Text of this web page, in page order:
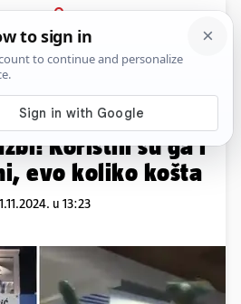
PRIJAVA
Sport Komentari
završio je
Koristili su ga i
evo koliko košta
u 13:23